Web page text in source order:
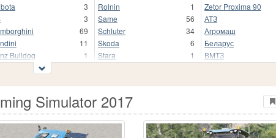
3
3
69
11
Bulldog
1
Ferguson
299
Ferguson 6600
1
Rolnin
1
Same
56
Schluter
34
Skoda
6
Stara
1
URSUS
UTB
22
1
Zetor Proxima 90
АТЗ
Агромаш
Беларус
ВМТЗ
КамТЗ
Кировец
Simulator 2017